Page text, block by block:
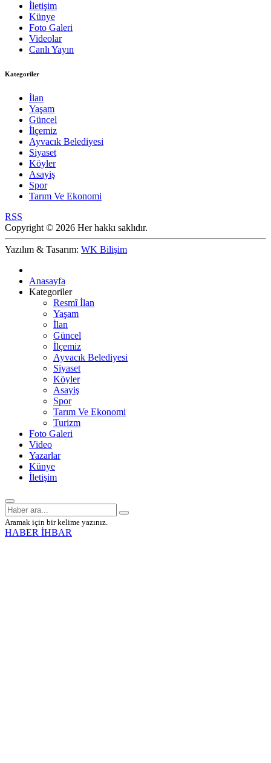
İletişim
Künye
Foto Galeri
Videolar
Canlı Yayın
Kategoriler
İlan
Yaşam
Güncel
İlçemiz
Ayvacık Belediyesi
Siyaset
Köyler
Asayiş
Spor
Tarım Ve Ekonomi
RSS
Copyright © 2026 Her hakkı saklıdır.
Yazılım & Tasarım: WK Bilişim
Anasayfa
Kategoriler
Resmî İlan
Yaşam
İlan
Güncel
İlçemiz
Ayvacık Belediyesi
Siyaset
Köyler
Asayiş
Spor
Tarım Ve Ekonomi
Turizm
Foto Galeri
Video
Yazarlar
Künye
İletişim
Aramak için bir kelime yazınız.
HABER İHBAR